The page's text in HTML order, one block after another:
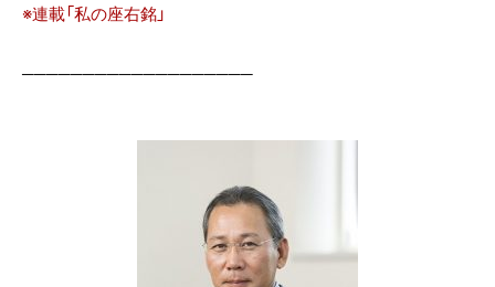
※連載「私の座右銘」
───────────────────